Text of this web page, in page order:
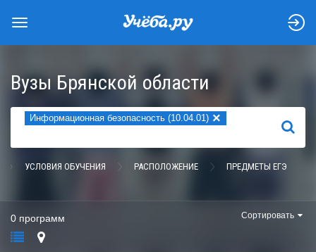
Вузы Брянской области
Информационная безопасность (10.04.01) ×
НАЙТИ
УСЛОВИЯ ОБУЧЕНИЯ РАСПОЛОЖЕНИЕ ПРЕДМЕТЫ ЕГЭ
0 программ Сортировать